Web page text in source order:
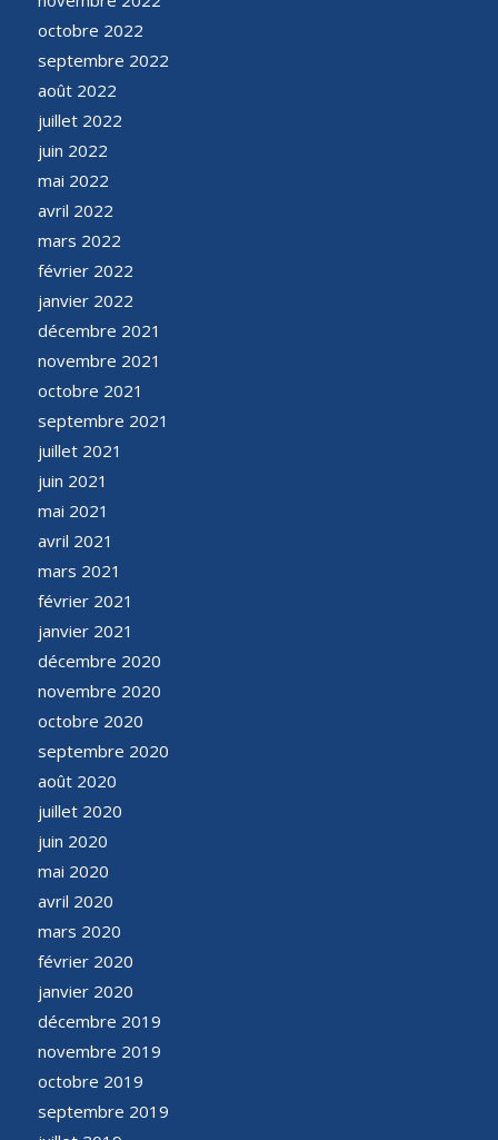
octobre 2022
septembre 2022
août 2022
juillet 2022
juin 2022
mai 2022
avril 2022
mars 2022
février 2022
janvier 2022
décembre 2021
novembre 2021
octobre 2021
septembre 2021
juillet 2021
juin 2021
mai 2021
avril 2021
mars 2021
février 2021
janvier 2021
décembre 2020
novembre 2020
octobre 2020
septembre 2020
août 2020
juillet 2020
juin 2020
mai 2020
avril 2020
mars 2020
février 2020
janvier 2020
décembre 2019
novembre 2019
octobre 2019
septembre 2019